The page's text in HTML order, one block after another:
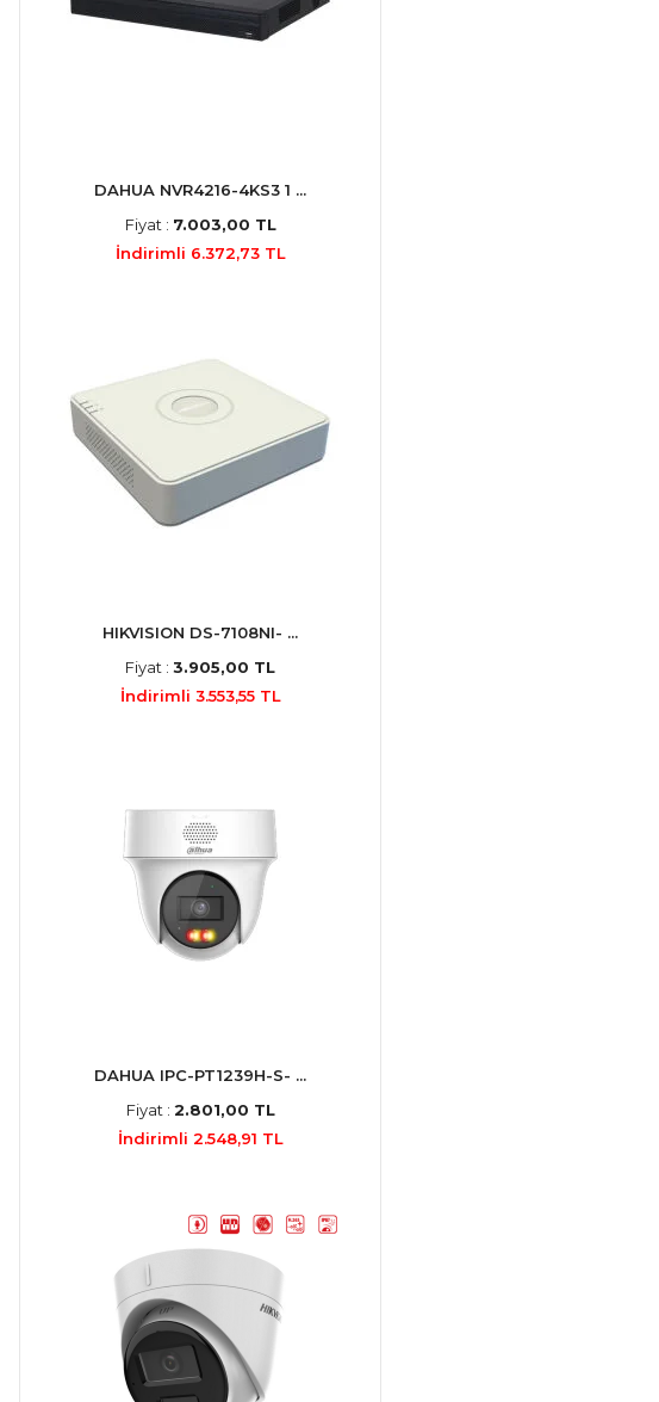
DAHUA NVR4216-4KS3 1 ...
Fiyat : 7.003,00 TL
İndirimli 6.372,73 TL
HIKVISION DS-7108NI- ...
Fiyat : 3.905,00 TL
İndirimli 3.553,55 TL
DAHUA IPC-PT1239H-S- ...
Fiyat : 2.801,00 TL
İndirimli 2.548,91 TL